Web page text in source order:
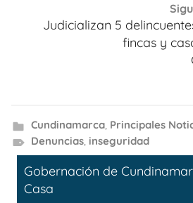
Judicializan 5
fincas y
Cundinamarca, Principales
Denuncias, inseguridad
Gobernación de
Casa